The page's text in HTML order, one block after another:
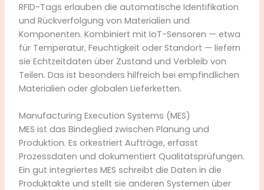
RFID-Tags erlauben die automatische Identifikation
und Rückverfolgung von Materialien und
Komponenten. Kombiniert mit IoT-Sensoren — etwa
für Temperatur, Feuchtigkeit oder Standort — liefern
sie Echtzeitdaten über Zustand und Verbleib von
Teilen. Das ist besonders hilfreich bei empfindlichen
Materialien oder globalen Lieferketten.
Manufacturing Execution Systems (MES)
MES ist das Bindeglied zwischen Planung und
Produktion. Es orkestriert Aufträge, erfasst
Prozessdaten und dokumentiert Qualitätsprüfungen.
Ein gut integriertes MES schreibt die Daten in die
Produktakte und stellt sie anderen Systemen über